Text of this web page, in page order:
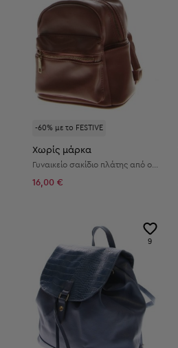
-60% με το FESTIVE
Χωρίς μάρκα
Γυναικείο σακίδιο πλάτης από οικολογικό δέρμα
16,00 €
9